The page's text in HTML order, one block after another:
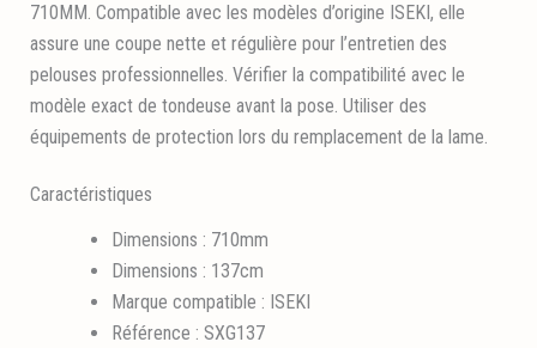
710MM. Compatible avec les modèles d’origine ISEKI, elle
assure une coupe nette et régulière pour l’entretien des
pelouses professionnelles. Vérifier la compatibilité avec le
modèle exact de tondeuse avant la pose. Utiliser des
équipements de protection lors du remplacement de la lame.
Caractéristiques
Dimensions : 710mm
Dimensions : 137cm
Marque compatible : ISEKI
Référence : SXG137